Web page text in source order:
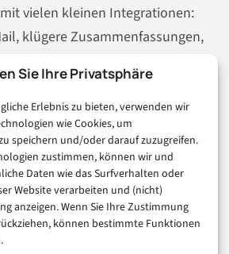
Sie Ihre Privatsphäre
Erlebnis zu bieten, verwenden wir
wie Cookies, um
speichern und/oder darauf zuzugreifen.
zustimmen, können wir und
Daten wie das Surfverhalten oder
Website verarbeiten und (nicht)
anzeigen. Wenn Sie Ihre Zustimmung
können bestimmte Funktionen
vielen kleinen Integrationen:
klügere Zusammenfassungen,
neue Berechtigungsdialoge.
Wirksam? Vermutlich.
aber nicht nur über Apple. Er
App-Anbieter,
undGeschäftsmodelle. Wer
in Deutschland mehr ist als ein
diese Kette ernst nehmen.